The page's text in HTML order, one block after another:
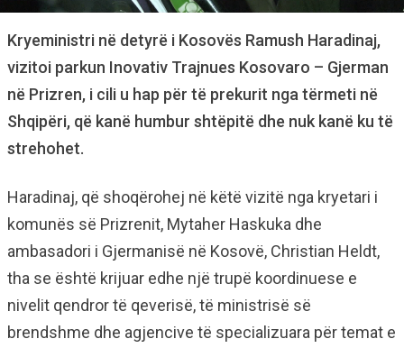
Kryeministri në detyrë i Kosovës Ramush Haradinaj,
vizitoi parkun Inovativ Trajnues Kosovaro – Gjerman
në Prizren, i cili u hap për të prekurit nga tërmeti në
Shqipëri, që kanë humbur shtëpitë dhe nuk kanë ku të
strehohet.
Haradinaj, që shoqërohej në këtë vizitë nga kryetari i
komunës së Prizrenit, Mytaher Haskuka dhe
ambasadori i Gjermanisë në Kosovë, Christian Heldt,
tha se është krijuar edhe një trupë koordinuese e
nivelit qendror të qeverisë, të ministrisë së
brendshme dhe agjencive të specializuara për temat e